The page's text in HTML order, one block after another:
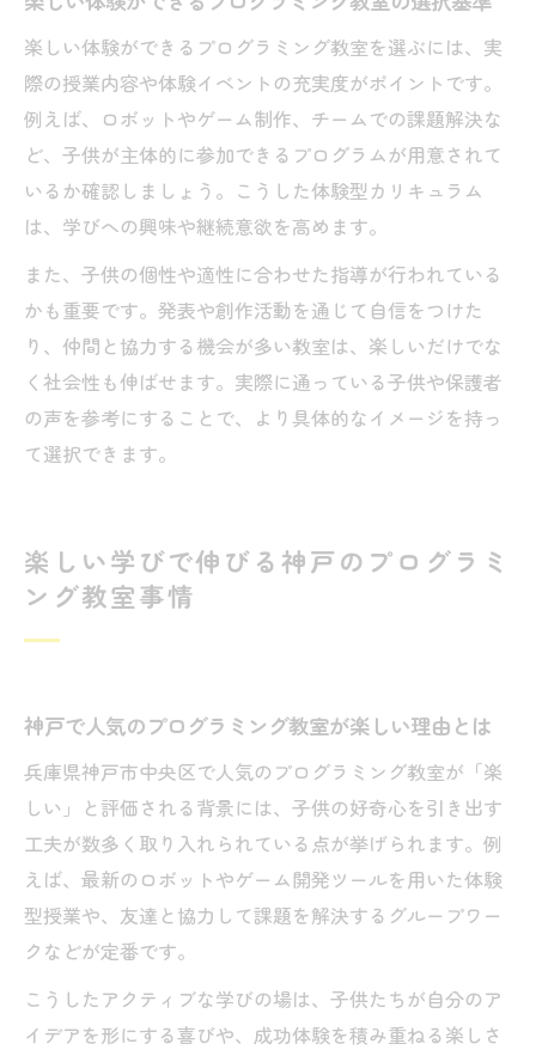
子供が成長できるプログラミング教室のチ
ェックポイント
プログラミング教室を選ぶ際の楽しい体験
の重要性
楽しい体験ができるプログラミング教室を選ぶには、実
際の授業内容や体験イベントの充実度がポイントです。
例えば、ロボットやゲーム制作、チームでの課題解決な
ど、子供が主体的に参加できるプログラムが用意されて
いるか確認しましょう。こうした体験型カリキュラム
は、学びへの興味や継続意欲を高めます。
また、子供の個性や適性に合わせた指導が行われている
かも重要です。発表や創作活動を通じて自信をつけた
り、仲間と協力する機会が多い教室は、楽しいだけでな
く社会性も伸ばせます。実際に通っている子供や保護者
の声を参考にすることで、より具体的なイメージを持っ
て選択できます。
楽しい学びで伸びる神戸のプログラミ
ング教室事情
神戸で人気のプログラミング教室が楽しい理由とは
兵庫県神戸市中央区で人気のプログラミング教室が「楽
しい」と評価される背景には、子供の好奇心を引き出す
工夫が数多く取り入れられている点が挙げられます。例
えば、最新のロボットやゲーム開発ツールを用いた体験
型授業や、友達と協力して課題を解決するグループワー
クなどが定番です。
こうしたアクティブな学びの場は、子供たちが自分のア
イデアを形にする喜びや、成功体験を積み重ねる楽しさ